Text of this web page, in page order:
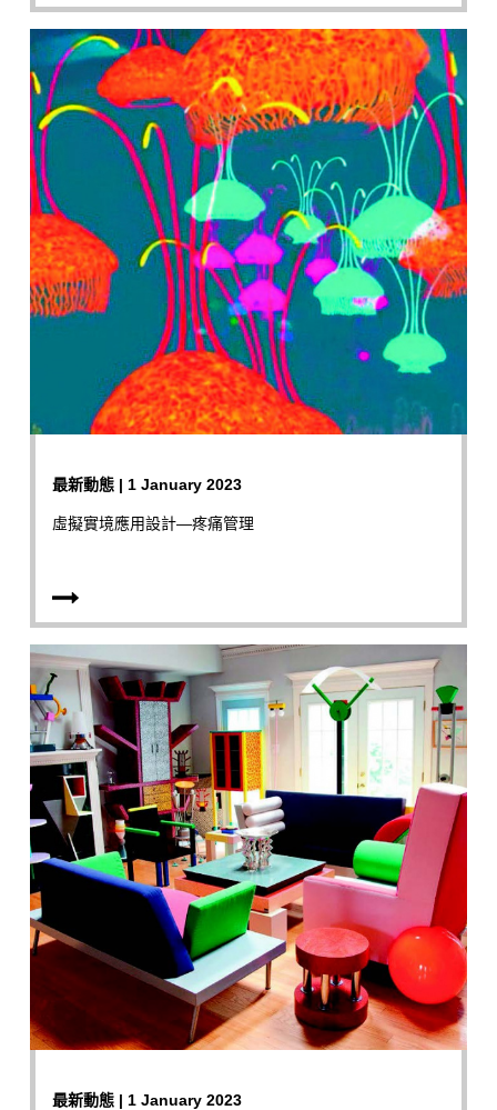
最新動態 | 1 January 2023
虛擬實境應用設計—疼痛管理
最新動態 | 1 January 2023